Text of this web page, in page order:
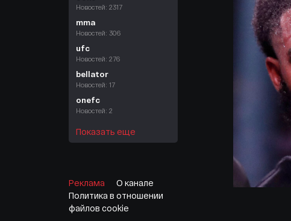
Новостей: 2317
mma
Новостей: 306
ufc
Новостей: 276
bellator
Новостей: 17
onefc
Новостей: 2
Показать еще
Реклама
О канале
Политика в отношении
файлов cookie